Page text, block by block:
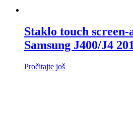
Staklo touch screen-
Samsung J400/J4
Pročitajte još